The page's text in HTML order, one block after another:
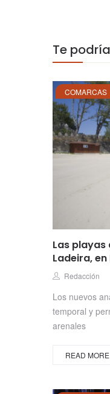
Te
COMARCAS
Las playas
Ladeira,
Author
Redacción
Los nuevos
temporal y
arenales
READ MORE